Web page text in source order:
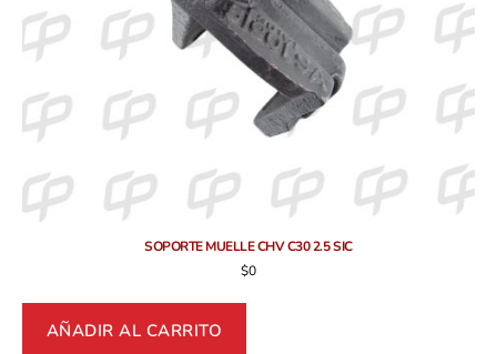
SOPORTE MUELLE CHV C30 2.5 SIC
$0
AÑADIR AL CARRITO